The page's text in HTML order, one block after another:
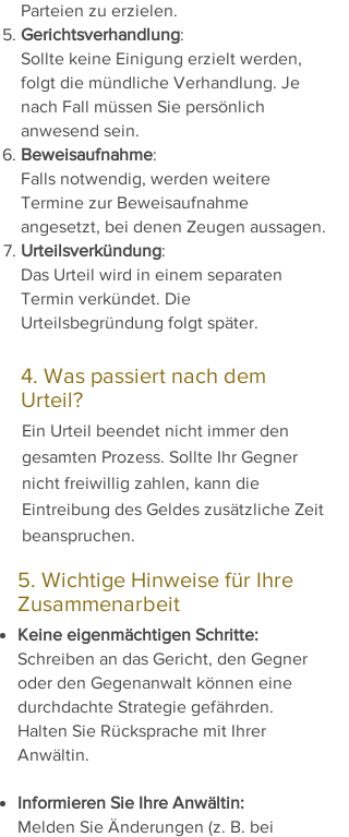
Parteien zu erzielen.
Gerichtsverhandlung:
Sollte keine Einigung erzielt werden,
folgt die mündliche Verhandlung. Je
nach Fall müssen Sie persönlich
anwesend sein.
Beweisaufnahme:
Falls notwendig, werden weitere
Termine zur Beweisaufnahme
angesetzt, bei denen Zeugen aussagen.
Urteilsverkündung:
Das Urteil wird in einem separaten
Termin verkündet. Die
Urteilsbegründung folgt später.
4. Was passiert nach dem
Urteil?
Ein Urteil beendet nicht immer den
gesamten Prozess. Sollte Ihr Gegner
nicht freiwillig zahlen, kann die
Eintreibung des Geldes zusätzliche Zeit
beanspruchen.
5. Wichtige Hinweise für Ihre
Zusammenarbeit
Keine eigenmächtigen Schritte:
Schreiben an das Gericht, den Gegner
oder den Gegenanwalt können eine
durchdachte Strategie gefährden.
Halten Sie Rücksprache mit Ihrer
Anwältin.
Informieren Sie Ihre Anwältin:
Melden Sie Änderungen (z. B. bei